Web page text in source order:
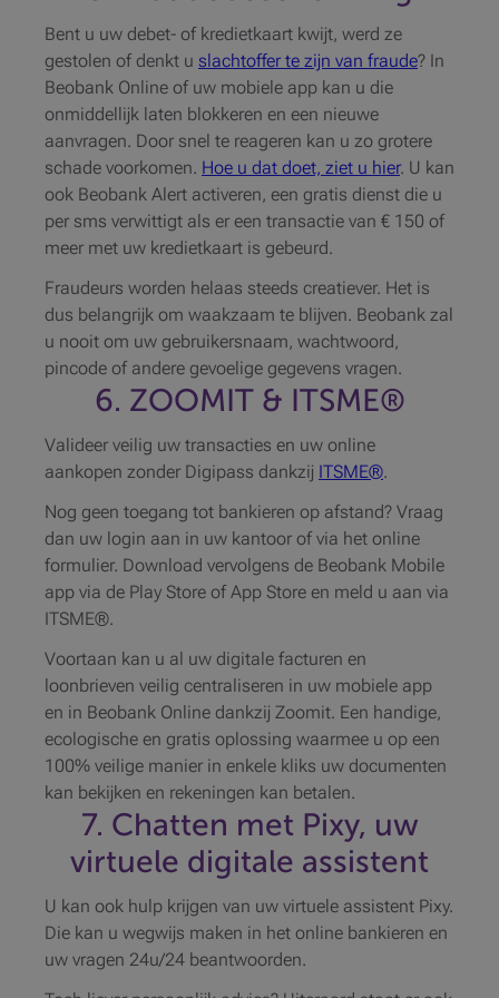
Bent u uw debet- of kredietkaart kwijt, werd ze
gestolen of denkt u slachtoffer te zijn van fraude? In
Beobank Online of uw mobiele app kan u die
onmiddellijk laten blokkeren en een nieuwe
aanvragen. Door snel te reageren kan u zo grotere
schade voorkomen. Hoe u dat doet, ziet u hier. U kan
ook Beobank Alert activeren, een gratis dienst die u
per sms verwittigt als er een transactie van € 150 of
meer met uw kredietkaart is gebeurd.
Fraudeurs worden helaas steeds creatiever. Het is
dus belangrijk om waakzaam te blijven. Beobank zal
u nooit om uw gebruikersnaam, wachtwoord,
pincode of andere gevoelige gegevens vragen.
6. ZOOMIT & ITSME®
Valideer veilig uw transacties en uw online
aankopen zonder Digipass dankzij ITSME®.
Nog geen toegang tot bankieren op afstand? Vraag
dan uw login aan in uw kantoor of via het online
formulier. Download vervolgens de Beobank Mobile
app via de Play Store of App Store en meld u aan via
ITSME®.
Voortaan kan u al uw digitale facturen en
loonbrieven veilig centraliseren in uw mobiele app
en in Beobank Online dankzij Zoomit. Een handige,
ecologische en gratis oplossing waarmee u op een
100% veilige manier in enkele kliks uw documenten
kan bekijken en rekeningen kan betalen.
7. Chatten met Pixy, uw
virtuele digitale assistent
U kan ook hulp krijgen van uw virtuele assistent Pixy.
Die kan u wegwijs maken in het online bankieren en
uw vragen 24u/24 beantwoorden.